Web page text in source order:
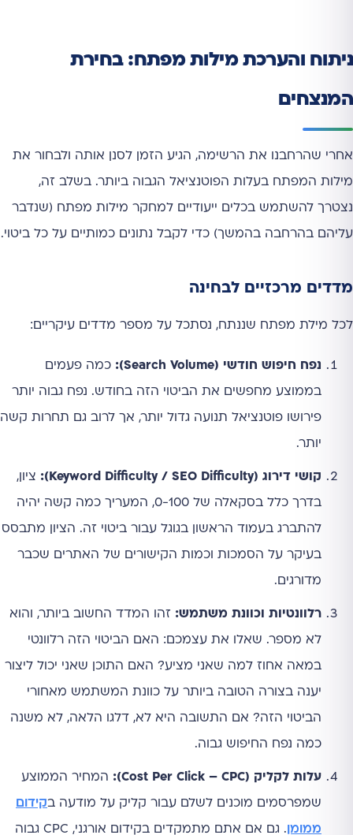
ניתוח והערכת מילות מפתח: בחירת
המנצחים
אחרי שהרחבנו את הרשימה, הגיע הזמן לסנן אותה ולבחור את
מילות המפתח בעלות הפוטנציאל הגבוה ביותר. בשלב זה,
נצטרך להשתמש בכלים ייעודיים למחקר מילות מפתח (שנדבר
עליהם בהרחבה בהמשך) כדי לקבל נתונים כמותיים על כל ביטוי.
מדדים מרכזיים לבחינה
לכל מילת מפתח שננתח, נסתכל על מספר מדדים עיקריים:
נפח חיפוש חודשי (Search Volume): כמה פעמים
בממוצע מחפשים את הביטוי הזה בחודש. נפח גבוה יותר
פירושו פוטנציאל תנועה גדול יותר, אך לרוב גם תחרות קשה
יותר.
קושי דירוג (Keyword Difficulty / SEO Difficulty): ציון,
בדרך כלל בסקאלה של 0-100, המעריך כמה קשה יהיה
להתברג בעמוד הראשון בגוגל עבור ביטוי זה. הציון מתבסס
בעיקר על הסמכות וכמות הקישורים של האתרים שכבר
מדורגים.
רלוונטיות וכוונת משתמש: זהו המדד החשוב ביותר, והוא
לא מספר. שאלו את עצמכם: האם הביטוי הזה רלוונטי
במאה אחוז למה שאני מציע? האם התוכן שאני יכול ליצור
יענה בצורה הטובה ביותר על כוונת המשתמש מאחורי
הביטוי הזה? אם התשובה היא לא, דלגו הלאה, לא משנה
כמה נפח החיפוש גבוה.
עלות לקליק (Cost Per Click – CPC): המחיר הממוצע
שמפרסמים מוכנים לשלם עבור קליק על מודעה בקידום
ממומן . גם אם אתם מתמקדים בקידום אורגני, CPC גבוה